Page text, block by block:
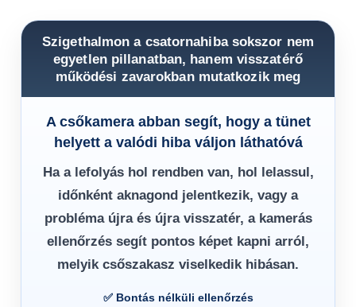
Szigethalmon a csatornahiba sokszor nem
egyetlen pillanatban, hanem visszatérő
működési zavarokban mutatkozik meg
A csőkamera abban segít, hogy a tünet
helyett a valódi hiba váljon láthatóvá
Ha a lefolyás hol rendben van, hol lelassul,
időnként aknagond jelentkezik, vagy a
probléma újra és újra visszatér, a kamerás
ellenőrzés segít pontos képet kapni arról,
melyik csőszakasz viselkedik hibásan.
✅ Bontás nélküli ellenőrzés